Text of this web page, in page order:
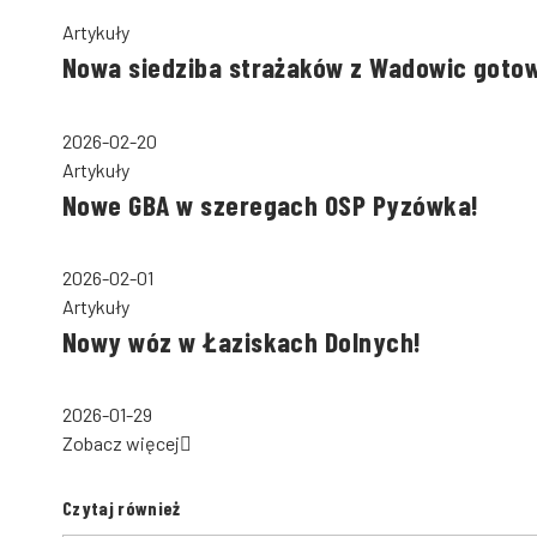
Artykuły
Nowa siedziba strażaków z Wadowic
2026-02-20
Artykuły
Nowe GBA w szeregach OSP Pyzówka!
2026-02-01
Artykuły
Nowy wóz w Łaziskach Dolnych!
2026-01-29
Zobacz więcej
Czytaj również